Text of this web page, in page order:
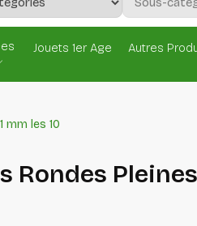
Jouets 1er Age Autres
mm les 10
Rondes